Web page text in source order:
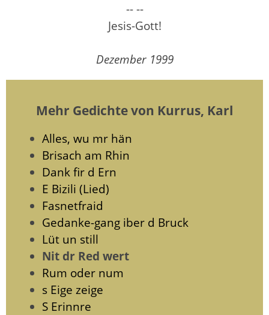
-- --
Jesis-Gott!
Dezember 1999
Mehr Gedichte von Kurrus, Karl
Alles, wu mr hän
Brisach am Rhin
Dank fir d Ern
E Bizili (Lied)
Fasnetfraid
Gedanke-gang iber d Bruck
Lüt un still
Nit dr Red wert
Rum oder num
s Eige zeige
S Erinnre